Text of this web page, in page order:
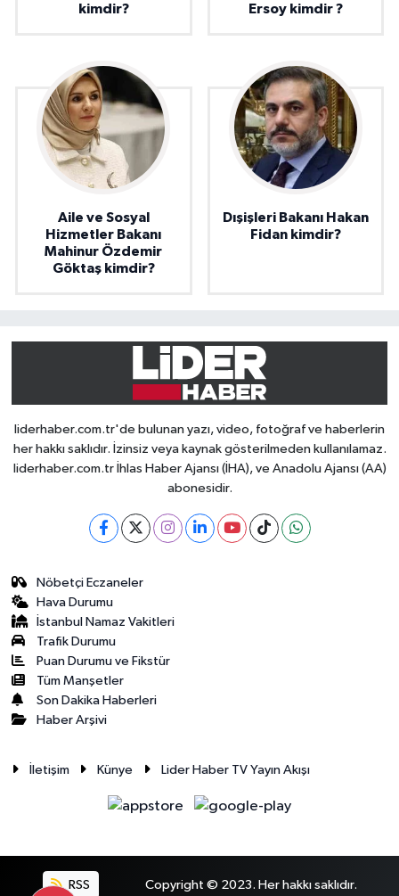
kimdir?
Ersoy kimdir ?
Aile ve Sosyal
Hizmetler Bakanı
Mahinur Özdemir
Göktaş kimdir?
Dışişleri Bakanı Hakan
Fidan kimdir?
liderhaber.com.tr'de bulunan yazı, video, fotoğraf ve haberlerin
her hakkı saklıdır. İzinsiz veya kaynak gösterilmeden kullanılamaz.
liderhaber.com.tr İhlas Haber Ajansı (İHA), ve Anadolu Ajansı (AA)
abonesidir.
Nöbetçi Eczaneler
Hava Durumu
İstanbul Namaz Vakitleri
Trafik Durumu
Puan Durumu ve Fikstür
Tüm Manşetler
Son Dakika Haberleri
Haber Arşivi
İletişim Künye Lider Haber TV Yayın Akışı
RSS Copyright © 2023. Her hakkı saklıdır.